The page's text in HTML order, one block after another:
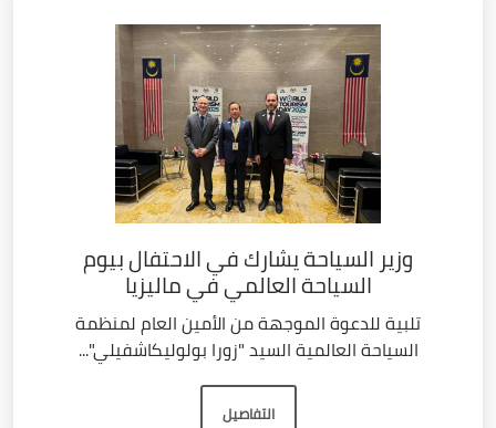
وزير السياحة يشارك في الاحتفال بيوم
السياحة العالمي في ماليزيا
تلبية للدعوة الموجهة من الأمين العام لمنظمة
السياحة العالمية السيد "زورا بولوليكاشفيلي"...
التفاصيل